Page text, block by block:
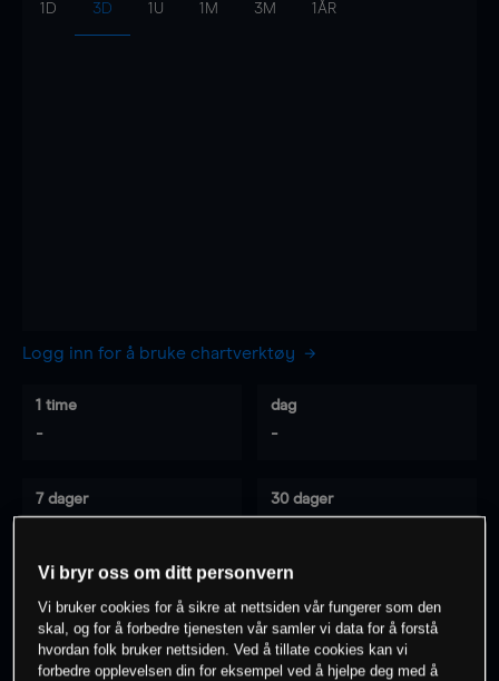
1D 3D 1U 1M 3M 1ÅR
Logg inn for å bruke chartverktøy
1 time
-
dag
-
7 dager 30 dager
0% av kunder erpå dette instrumentet
Vi bryr oss om ditt personvern
Vi bruker cookies for å sikre at nettsiden vår fungerer som den
skal, og for å forbedre tjenesten vår samler vi data for å forstå
hvordan folk bruker nettsiden. Ved å tillate cookies kan vi
forbedre opplevelsen din for eksempel ved å hjelpe deg med å